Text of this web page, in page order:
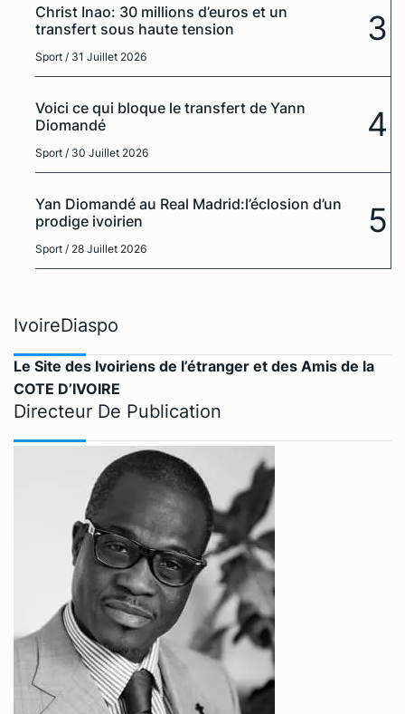
Christ Inao: 30 millions d’euros et un
transfert sous haute tension
Sport / 31 Juillet 2026
3
Voici ce qui bloque le transfert de Yann
Diomandé
Sport / 30 Juillet 2026
4
Yan Diomandé au Real Madrid:l’éclosion d’un
prodige ivoirien
Sport / 28 Juillet 2026
5
IvoireDiaspo
Le Site des Ivoiriens de l’étranger et des Amis de la
COTE D’IVOIRE
Directeur De Publication